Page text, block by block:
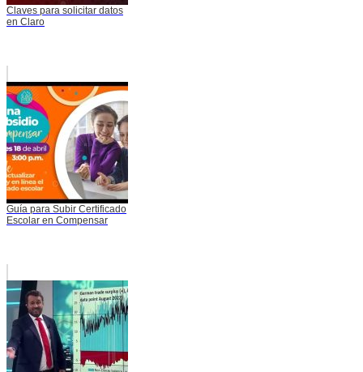
Claves para solicitar datos
en Claro
Guía para Subir Certificado
Escolar en Compensar